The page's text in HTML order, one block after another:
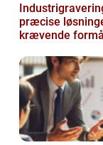
præcise
krævende